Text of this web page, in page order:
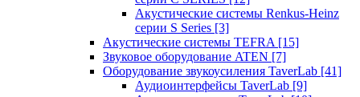
Акустические системы Renkus-Heinz
серии S Series [3]
Акустические системы TEFRA [15]
Звуковое оборудование ATEN [7]
Оборудование звукоусиления TaverLab [41]
Аудиоинтерфейсы TaverLab [9]